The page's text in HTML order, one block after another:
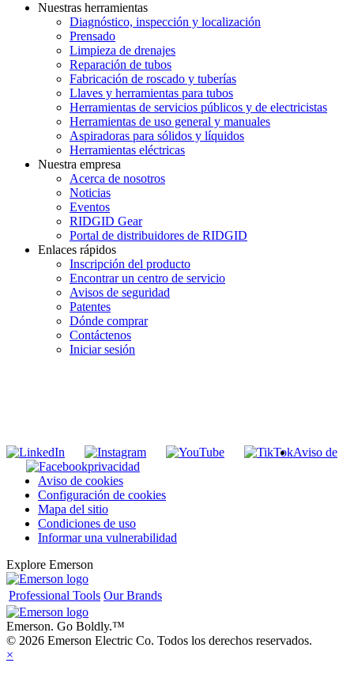
Nuestras herramientas
Diagnóstico, inspección y localización
Prensado
Limpieza de drenajes
Reparación de tubos
Fabricación de roscado y tuberías
Llaves y herramientas para tubos
Herramientas de servicios públicos y de electricistas
Herramientas de uso general y manuales
Aspiradoras para sólidos y líquidos
Herramientas eléctricas
Nuestra empresa
Acerca de nosotros
Noticias
Eventos
RIDGID Gear
Portal de distribuidores de RIDGID
Enlaces rápidos
Inscripción del producto
Encontrar un centro de servicio
Avisos de seguridad
Patentes
Dónde comprar
Contáctenos
Iniciar sesión
Aviso de
privacidad
Aviso de cookies
Configuración de cookies
Mapa del sitio
Condiciones de uso
Informar una vulnerabilidad
Explore Emerson
Professional Tools Our Brands
Emerson. Go Boldly.™
© 2026 Emerson Electric Co. Todos los derechos reservados.
×